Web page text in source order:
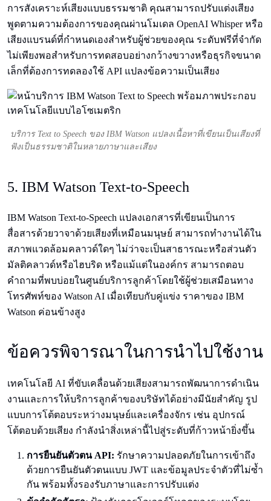
การสังเคราะห์เสียงแบบธรรมชาติ คุณสามารถปรับแต่งเสียง
พูดตามความต้องการของคุณผ่านโมเดล OpenAI Whisper หรือ
เสียงแบรนด์ที่กำหนดเองสำหรับผู้ช่วยของคุณ ระดับฟรีที่จำกัด
ไม่เพียงพอสำหรับการทดสอบอย่างกว้างขวางหรือธุรกิจขนาด
เล็กที่ต้องการทดลองใช้ API แปลงข้อความเป็นเสียง
บริการ Text to Speech ของ IBM Watson แปลงเนื้อหาที่เขียนเป็นเสียงที่
ฟังเป็นธรรมชาติในหลายภาษาและเสียง
5. IBM Watson Text-to-Speech
IBM Watson Text-to-Speech แปลงเอกสารที่เขียนเป็นการ
สื่อสารด้วยวาจาด้วยเสียงที่เหมือนมนุษย์ สามารถทำงานได้ใน
สภาพแวดล้อมคลาวด์ใดๆ ไม่ว่าจะเป็นสาธารณะหรือส่วนตัว
มัลติคลาวด์หรือไฮบริด หรือแม้แต่ในองค์กร สามารถตอบ
คำถามที่พบบ่อยในศูนย์บริการลูกค้าโดยใช้ผู้ช่วยเสมือนทาง
โทรศัพท์ของ Watson AI เมื่อเทียบกับคู่แข่ง ราคาของ IBM
Watson ค่อนข้างสูง
ข้อควรพิจารณาในการนำไปใช้งาน
เทคโนโลยี AI ที่ขับเคลื่อนด้วยเสียงสามารถพัฒนาการดำเนิน
งานและการให้บริการลูกค้าของบริษัทได้อย่างมีนัยสำคัญ รูป
แบบการโต้ตอบระหว่างมนุษย์และเครื่องจักร เช่น อุปกรณ์
โต้ตอบด้วยเสียง กำลังนำสิ่งเหล่านี้ไปสู่ระดับที่ก้าวหน้ายิ่งขึ้น
การยืนยันตัวตน API: รักษาความปลอดภัยในการเข้าถึง
ด้วยการยืนยันตัวตนแบบ JWT และข้อมูลประจำตัวที่ไม่ซ้ำ
กัน พร้อมทั้งรองรับภาษาและการปรับแต่ง